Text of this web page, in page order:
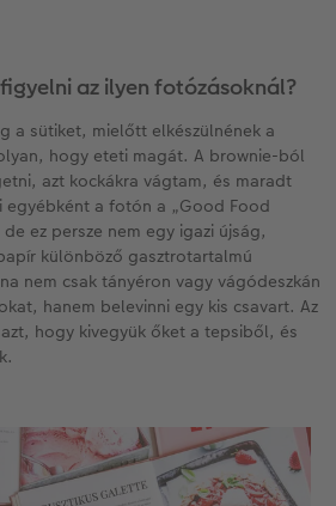
az ilyen fotózásoknál?
a sütiket, mielőtt elkészülnének a
hogy eteti magát. A brownie-ból
azt kockákra vágtam, és maradt
egyébként a fotón a „Good Food
ez persze nem egy igazi újság,
különböző gasztrotartalmú
nem csak tányéron vagy vágódeszkán
hanem belevinni egy kis csavart. Az
hogy kivegyük őket a tepsiből, és